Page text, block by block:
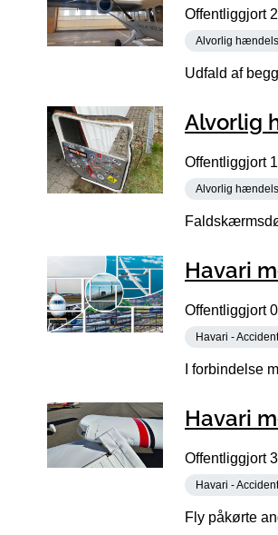
Offentliggjort
Alvorlig
Udfald af
Alvorlig
Offentliggjort
Alvorlig
Havari
Offentliggjort
Havari - Accident
I forbindelse
Havari
Offentliggjort
Havari - Accident
Fly påkørte